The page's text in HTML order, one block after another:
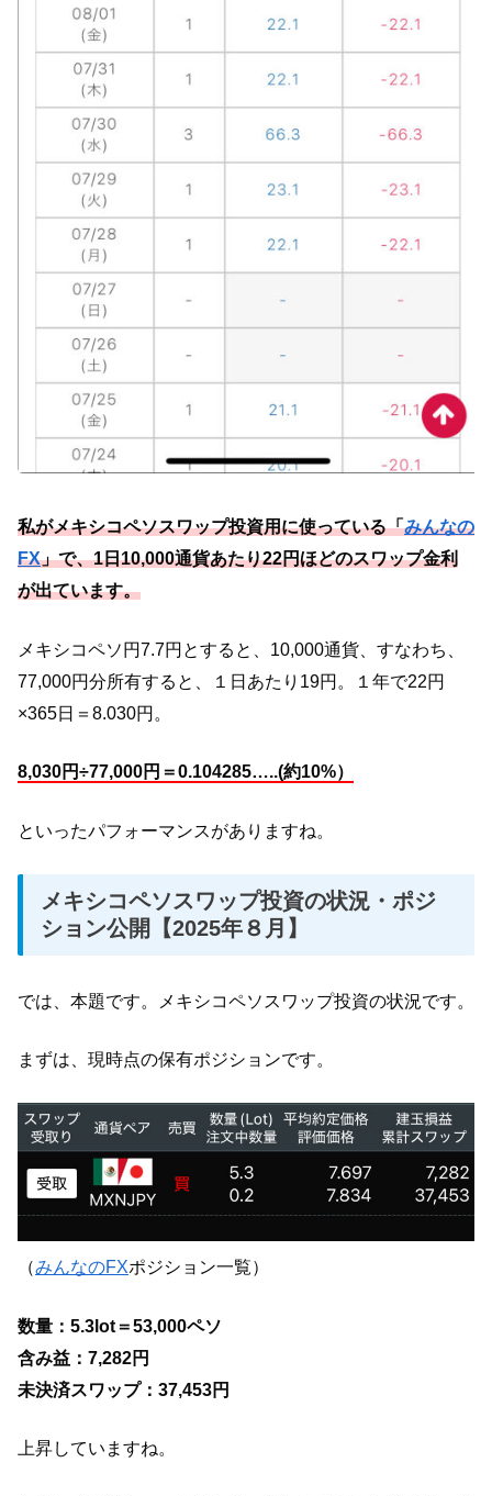
私がメキシコペソスワップ投資用に使っている「みんなの
FX」で、1日10,000通貨あたり22円ほどのスワップ金利
が出ています。
メキシコペソ円7.7円とすると、10,000通貨、すなわち、
77,000円分所有すると、１日あたり19円。１年で22円
×365日＝8.030円。
8,030円÷77,000円＝0.104285…..(約10%）
といったパフォーマンスがありますね。
メキシコペソスワップ投資の状況・ポジ
ション公開【2025年８月】
では、本題です。メキシコペソスワップ投資の状況です。
まずは、現時点の保有ポジションです。
（みんなのFXポジション一覧）
数量：5.3lot＝53,000ペソ
含み益：7,282円
未決済スワップ：37,453円
上昇していますね。